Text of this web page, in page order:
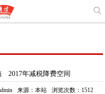
2017年减税降费空间
来源：本站 浏览次数：1512